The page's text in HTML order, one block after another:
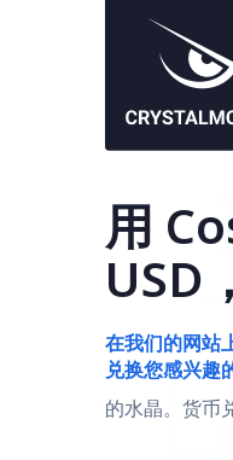
用
USD
在我们的网站
兑换您感兴趣
的水晶。货币